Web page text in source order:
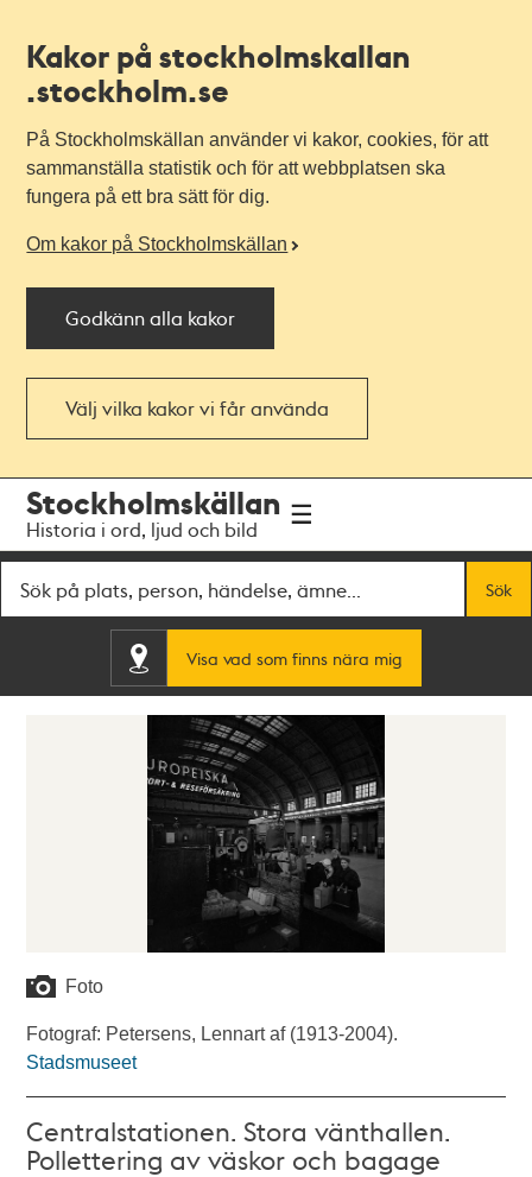
Kakor på stockholmskallan
.stockholm.se
På Stockholmskällan använder vi kakor, cookies, för att
sammanställa statistik och för att webbplatsen ska
fungera på ett bra sätt för dig.
Om kakor på Stockholmskällan
Godkänn alla kakor
Välj vilka kakor vi får använda
navigationen
huvudinnehållet
Stockholmskällan
Historia i ord, ljud och bild
Sök
Visa vad som finns nära mig
Foto
Fotograf: Petersens, Lennart af (1913-2004).
Stadsmuseet
Centralstationen. Stora vänthallen.
Pollettering av väskor och bagage